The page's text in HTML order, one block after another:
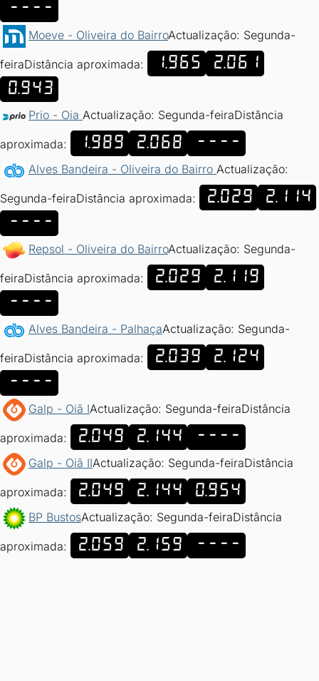
----
Moeve - Oliveira do BairroActualização: Segunda-
feiraDistância aproximada: 1.965
2.061
0.943
Prio - Oia Actualização: Segunda-feiraDistância
aproximada: 1.989 2.068 ----
Alves Bandeira - Oliveira do Bairro Actualização:
Segunda-feiraDistância aproximada: 2.029
2.114
----
Repsol - Oliveira do BairroActualização: Segunda-
feiraDistância aproximada: 2.029
2.119
----
Alves Bandeira - PalhaçaActualização: Segunda-
feiraDistância aproximada: 2.039
2.124
----
Galp - Oiã IActualização: Segunda-feiraDistância
aproximada: 2.049 2.144 ----
Galp - Oiã IIActualização: Segunda-feiraDistância
aproximada: 2.049 2.144 0.954
BP BustosActualização: Segunda-feiraDistância
aproximada: 2.059 2.159 ----